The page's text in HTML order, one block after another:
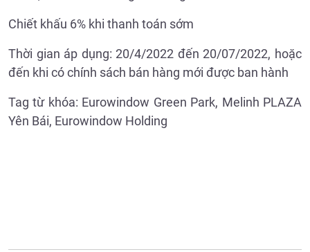
Chiết khấu 6% khi thanh toán sớm
Thời gian áp dụng: 20/4/2022 đến 20/07/2022, hoặc
đến khi có chính sách bán hàng mới được ban hành
Tag từ khóa: Eurowindow Green Park, Melinh PLAZA
Yên Bái, Eurowindow Holding